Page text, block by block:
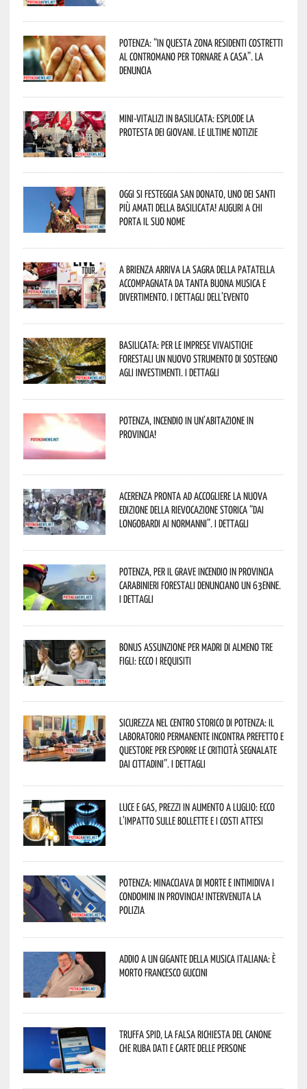
Potenza: “In questa zona residenti costretti
al contromano per tornare a casa”. La
denuncia
Mini-vitalizi in Basilicata: esplode la
protesta dei giovani. Le ultime notizie
Oggi si festeggia San Donato, uno dei Santi
più amati della Basilicata! Auguri a chi
porta il suo nome
A Brienza arriva la Sagra della Patatella
accompagnata da tanta buona musica e
divertimento. I dettagli dell’evento
Basilicata: per le imprese vivaistiche
forestali un nuovo strumento di sostegno
agli investimenti. I dettagli
Potenza, incendio in un’abitazione in
provincia!
Acerenza pronta ad accogliere la nuova
edizione della rievocazione storica “Dai
Longobardi ai Normanni”. I dettagli
Potenza, per il grave incendio in Provincia
Carabinieri forestali denunciano un 63enne.
I dettagli
Bonus assunzione per madri di almeno tre
figli: ecco i requisiti
Sicurezza nel Centro Storico di Potenza: il
Laboratorio Permanente incontra Prefetto e
Questore per esporre le criticità segnalate
dai cittadini”. I dettagli
Luce e gas, prezzi in aumento a luglio: ecco
l’impatto sulle bollette e i costi attesi
Potenza: minacciava di morte e intimidiva i
condomini in provincia! Intervenuta la
Polizia
Addio a un gigante della musica italiana: è
morto Francesco Guccini
Truffa Spid, la falsa richiesta del canone
che ruba dati e carte delle persone